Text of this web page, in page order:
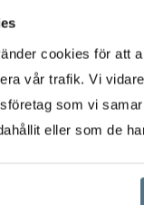
cookies för att
vår trafik. Vi
som vi
eller som de